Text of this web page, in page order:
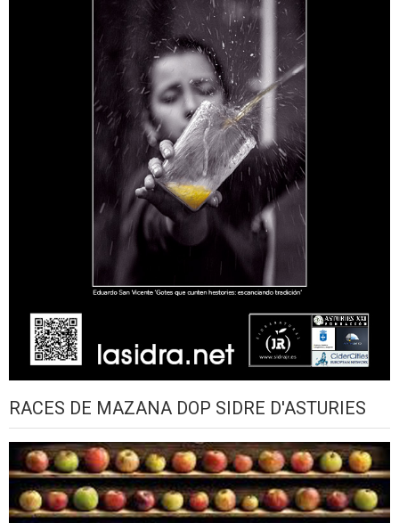
RACES DE MAZANA DOP SIDRE D'ASTURIES